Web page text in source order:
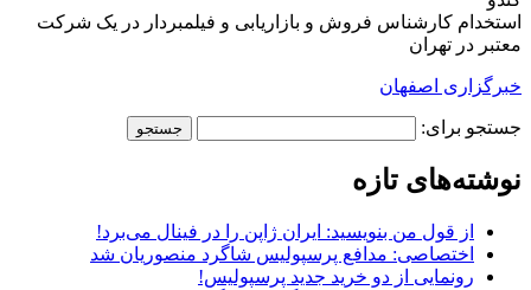
استخدام کارشناس فروش و بازاریابی و فیلمبردار در یک شرکت
معتبر در تهران
خبرگزاری اصفهان
جستجو برای:
نوشته‌های تازه
از قول من بنویسید: ایران ژاپن را در فینال می‌برد!
اختصاصی: مدافع پرسپولیس شاگرد منصوریان شد
رونمایی از دو خرید جدید پرسپولیس!